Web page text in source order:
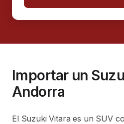
Importar un
Andorra
El Suzuki Vitara es un SUV